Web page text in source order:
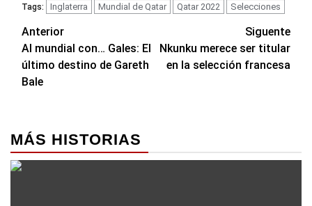
Tags: Inglaterra Mundial de Qatar Qatar 2022 Selecciones
Navegación
de
entradas
Anterior
Al mundial con… Gales: El
último destino de Gareth
Bale
Siguente
Nkunku merece ser titular
en la selección francesa
MÁS HISTORIAS